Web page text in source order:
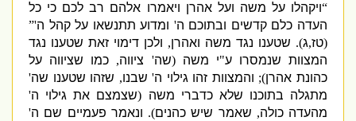
ויקהלו על משה ועל אהרן ויאמרו אלהם רב לכם כי כל
העדה כלם קדשים ובתוכם ה 'ומדוע תתנשאו על קהל ה '”
טז,ג).שטענו נגד משה ואהרן,ולכן דימוי זאת שטענו נגד
המצוות שנמסרו ע "י משה( שה'ציווה,כמו שציווה על
כהונת אהרן);והמצוות זהו גילוי ה 'שבנו,שזהו שטענו שה'
מתגלה בתוכנו שלא כדברי משה(שצמצם את גילוי ה
מהעדה כולה,שאמר שיש כהנים).ונאמר פעמיים שם ה